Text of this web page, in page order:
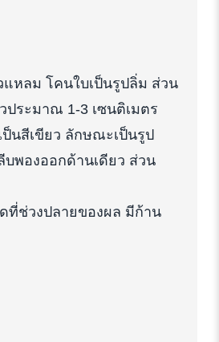
แหลม โคนใบเป็นรูปลิ่ม ส่วน
ประมาณ 1-3 เซนติเมตร
นสีเขียว ลักษณะเป็นรูป
พองออกด้านเดียว ส่วน
ที่ช่วงปลายของผล มีก้าน